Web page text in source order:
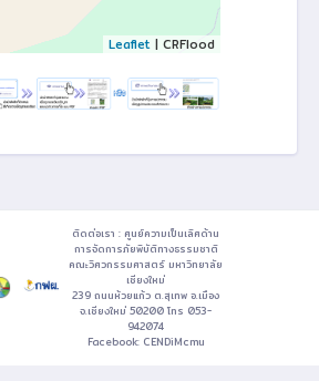
Leaflet | CRFlood
ติดต่อเรา : ศูนย์ความเป็นเลิศด้าน
การจัดการภัยพิบัติทางธรรมชาติ
คณะวิศวกรรมศาสตร์ มหาวิทยาลัย
เชียงใหม่
239 ถนนห้วยแก้ว ต.สุเทพ อ.เมือง
จ.เชียงใหม่ 50200 โทร 053-
942074
Facebook: CENDiMcmu